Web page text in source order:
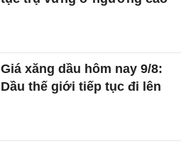
Giá xăng dầu hôm nay 9/8:
Dầu thế giới tiếp tục đi lên